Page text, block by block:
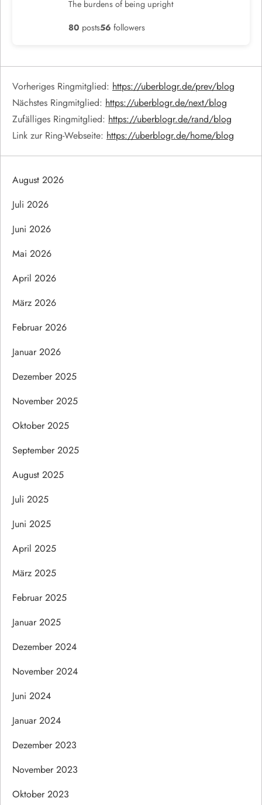
The burdens of being upright
80 posts56 followers
Vorheriges Ringmitglied: https://uberblogr.de/prev/blog
Nächstes Ringmitglied: https://uberblogr.de/next/blog
Zufälliges Ringmitglied: https://uberblogr.de/rand/blog
Link zur Ring-Webseite: https://uberblogr.de/home/blog
August 2026
Juli 2026
Juni 2026
Mai 2026
April 2026
März 2026
Februar 2026
Januar 2026
Dezember 2025
November 2025
Oktober 2025
September 2025
August 2025
Juli 2025
Juni 2025
April 2025
März 2025
Februar 2025
Januar 2025
Dezember 2024
November 2024
Juni 2024
Januar 2024
Dezember 2023
November 2023
Oktober 2023